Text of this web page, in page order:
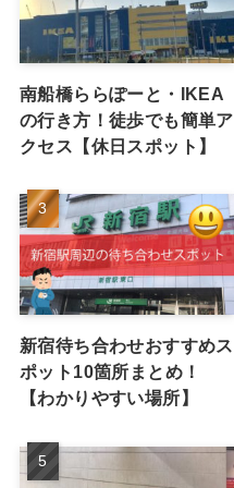
南船橋ららぽーと・IKEA
の行き方！徒歩でも簡単ア
クセス【休日スポット】
新宿待ち合わせおすすめス
ポット10箇所まとめ！
【わかりやすい場所】